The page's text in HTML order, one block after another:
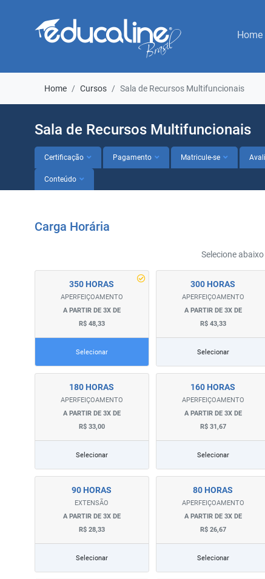
Home
Home Cursos Sala de Recursos Multifuncionais
Sala de Recursos Multifuncionais
Certificação Pagamento Matricule-se
Conteúdo
Carga Horária
Selecione
350 HORAS
APERFEIÇOAMENTO
A PARTIR DE 3X DE
R$ 48,33
Selecionar
300 HORAS
APERFEIÇOAMENTO
A PARTIR DE 3X DE
R$ 43,33
Selecionar
180 HORAS
APERFEIÇOAMENTO
A PARTIR DE 3X DE
R$ 33,00
Selecionar
160 HORAS
APERFEIÇOAMENTO
A PARTIR DE 3X DE
R$ 31,67
Selecionar
90 HORAS
EXTENSÃO
A PARTIR DE 3X DE
R$ 28,33
Selecionar
80 HORAS
APERFEIÇOAMENTO
A PARTIR DE 3X DE
R$ 26,67
Selecionar